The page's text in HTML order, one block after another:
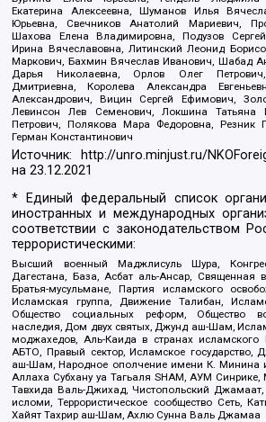
Екатерина Алексеевна, Шуманов Илья
Юрьевна, Свечников Анатолий Мариевич,
Шахова Елена Владимировна, Подузов
Ирина Вячеславовна, Литинский Леонид
Маркович, Бахмин Вячеслав Иванович, Шабад
Дарья Николаевна, Орлов Олег
Дмитриевна, Королева Александра
Александрович, Вицин Сергей Ефимович,
Левинсон Лев Семенович, Локшина Татьяна
Петрович, Полякова Мара Федоровна, Резник
Герман Константинович
Источник: http://unro.minjust.ru/
на23.12.2021
* Единый федеральный список
иностранных и международных
соответствии с законодательством
террористическими:
Высший военный Маджлисуль Шура,
Дагестана, База, Асбат аль-Ансар, Священная
Братья-мусульмане, Партия исламского
Исламская группа, Движение Талибан,
Общество социальных реформ, Общество
наследия, Дом двух святых, Джунд аш-Шам,
моджахедов, Аль-Каида в странах исламского
АБТО, Правый сектор, Исламское государство,
аш-Шам, Народное ополчение имени К. Минина
Аллаха Субхану уа Тагьаля SHAM, АУМ
Тавхида Валь-Джихад, Чистопольский
исломи, Террористическое сообщество Сеть,
Хайят Тахрир аш-Шам, Ахлю Сунна Валь Джамаа